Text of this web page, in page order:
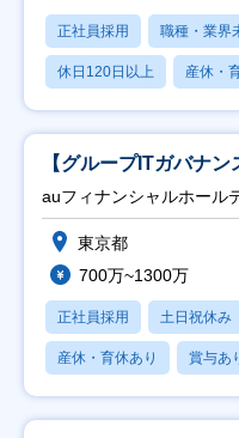
正社員採用 職種・業界
休日120日以上 産休・
【グループITガバナン
auフィナンシャルホール
東京都
700万~1300万
正社員採用 土日祝休み
産休・育休あり 賞与あ